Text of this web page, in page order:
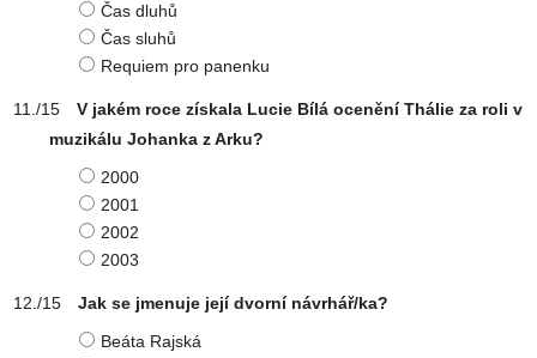
Čas dluhů
Čas sluhů
Requiem pro panenku
V jakém roce získala Lucie Bílá ocenění Thálie za roli v
muzikálu Johanka z Arku?
2000
2001
2002
2003
Jak se jmenuje její dvorní návrhář/ka?
Beáta Rajská